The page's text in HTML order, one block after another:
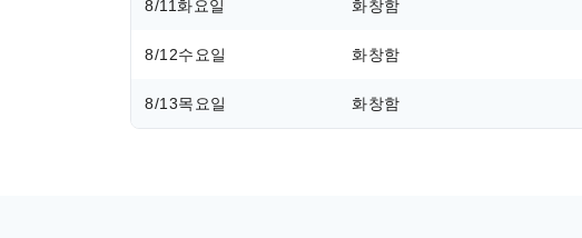
8/11 화요일 화창함
8/12수요일 화창함
8/13목요일 화창함